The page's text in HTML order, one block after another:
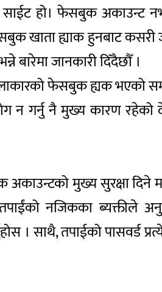
साईट हो। फेसबुक अकाउन्ट
खाता ह्याक हुनबाट कसरी
बारेमा जानकारी दिँदैछौँ ।
फेसबुक ह्यक भएको
न गर्नु नै मुख्य कारण
अकाउन्टको मुख्य सुरक्षा दिने
तपाईंको नजिकका ब्यक्तीले
। साथै, तपाईको पासवर्ड